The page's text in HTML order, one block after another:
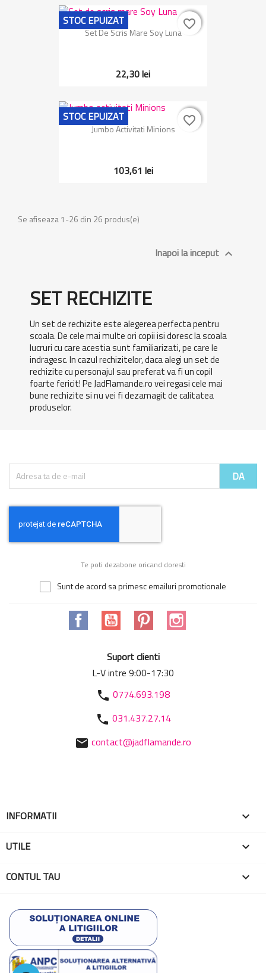
Set De Scris Mare Soy Luna
22,30 lei
STOC EPUIZAT favorite_border
favorite_border
Jumbo Activitati Minions
103,61 lei
STOC EPUIZAT favorite_border
favorite_border
Se afiseaza 1-26 din 26 produs(e)
Inapoi la inceput 
SET RECHIZITE
Un set de rechizite este alegerea perfecta pentru
scoala. De cele mai multe ori copii isi doresc la scoala
lucruri cu care acestia sunt familiarizati, pe care le
indragesc. In cazul rechizitelor, daca alegi un set de
rechizite cu personajul sau preferat va fi un copil
foarte fericit! Pe JadFlamande.ro vei regasi cele mai
bune rechizite si nu vei fi dezamagit de calitatea
produselor.
Te poti dezabone oricand doresti
Sunt de acord sa primesc emailuri promotionale
Facebook YouTube Pinterest
Suport clienti
L-V intre 9:00-17:30
phone 0774.693.198
phone 031.437.27.14
mail contact@jadflamande.ro
INFORMATII 
UTILE 
CONTUL TAU 